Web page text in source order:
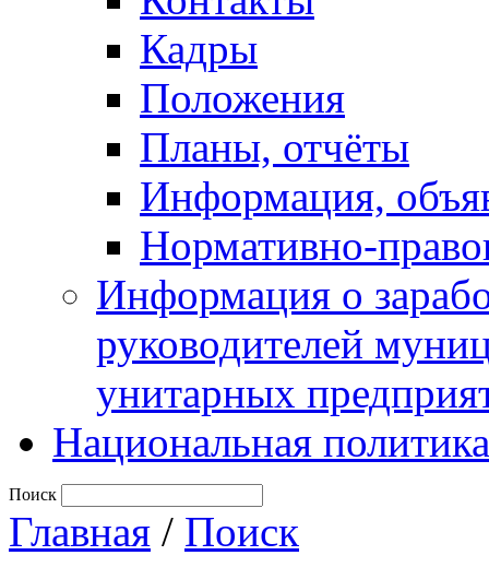
Кадры
Положения
Планы, отчёты
Информация,
Нормативно-
Информация о
руководителей
унитарных
Национальная политика
Поиск
Главная / Поиск